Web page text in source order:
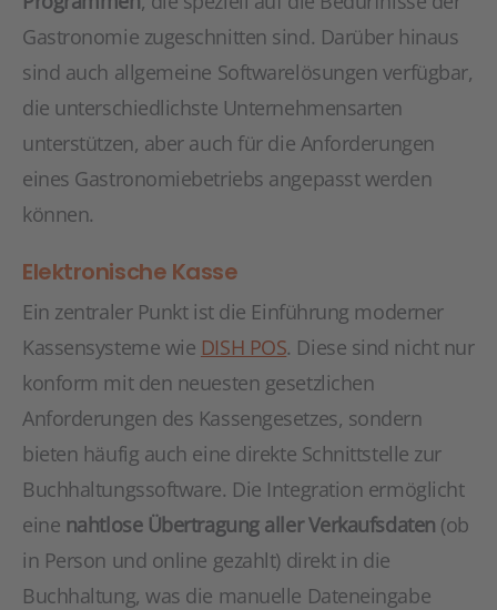
Gastronomie zugeschnitten sind. Darüber hinaus
sind auch allgemeine Softwarelösungen verfügbar,
die unterschiedlichste Unternehmensarten
unterstützen, aber auch für die Anforderungen
eines Gastronomiebetriebs angepasst werden
können.
Elektronische Kasse
Ein zentraler Punkt ist die Einführung moderner
Kassensysteme wie DISH POS. Diese sind nicht nur
konform mit den neuesten gesetzlichen
Anforderungen des Kassengesetzes, sondern
bieten häufig auch eine direkte Schnittstelle zur
Buchhaltungssoftware. Die Integration ermöglicht
eine nahtlose Übertragung aller Verkaufsdaten (ob
in Person und online gezahlt) direkt in die
Buchhaltung, was die manuelle Dateneingabe